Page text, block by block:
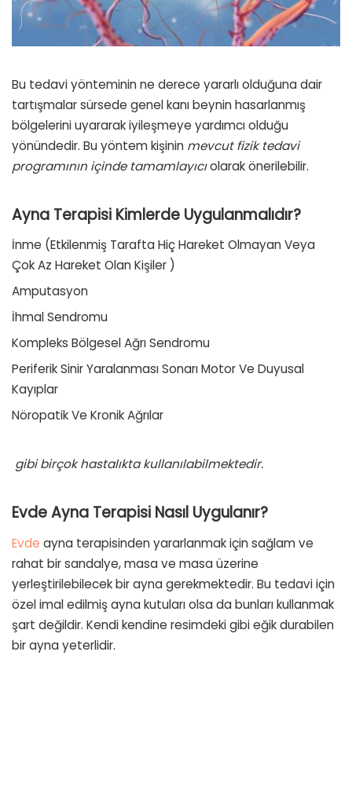
Bu tedavi yönteminin ne derece yararlı olduğuna dair
tartışmalar sürsede genel kanı beynin hasarlanmış
bölgelerini uyararak iyileşmeye yardımcı olduğu
yönündedir. Bu yöntem kişinin mevcut fizik tedavi
programının içinde tamamlayıcıolarak önerilebilir.
Ayna Terapisi Kimlerde Uygulanmalıdır?
İnme (Etkilenmiş Tarafta Hiç Hareket Olmayan Veya
Çok Az Hareket Olan Kişiler )
Amputasyon
İhmal Sendromu
Kompleks Bölgesel Ağrı Sendromu
Periferik Sinir YaralanmasıSonarı Motor Ve Duyusal
Kayıplar
NöropatikVe Kronik Ağrılar
gibi birçok hastalıkta kullanılabilmektedir.
Evde Ayna Terapisi Nasıl Uygulanır?
Evde ayna terapisinden yararlanmak için sağlam ve
rahat bir sandalye, masa ve masa üzerine
yerleştirilebilecek bir ayna gerekmektedir. Bu tedavi için
özel imal edilmiş ayna kutuları olsa da bunları kullanmak
şart değildir. Kendi kendine resimdeki gibi eğik durabilen
bir ayna yeterlidir.